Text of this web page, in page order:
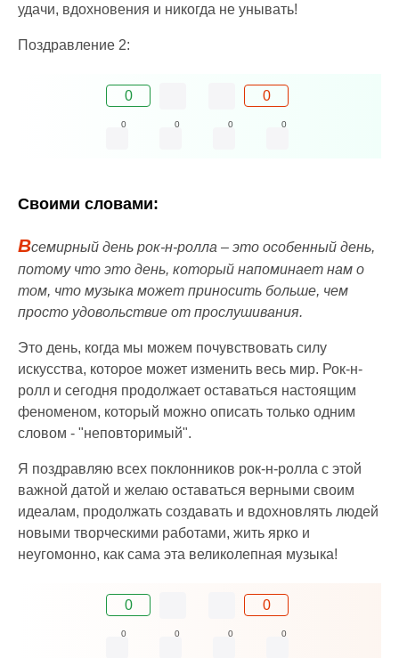
удачи, вдохновения и никогда не унывать!
Поздравление 2:
0 0
0 0 0 0
Своими словами:
Всемирный день рок-н-ролла – это особенный день,
потому что это день, который напоминает нам о
том, что музыка может приносить больше, чем
просто удовольствие от прослушивания.
Это день, когда мы можем почувствовать силу
искусства, которое может изменить весь мир. Рок-н-
ролл и сегодня продолжает оставаться настоящим
феноменом, который можно описать только одним
словом - "неповторимый".
Я поздравляю всех поклонников рок-н-ролла с этой
важной датой и желаю оставаться верными своим
идеалам, продолжать создавать и вдохновлять людей
новыми творческими работами, жить ярко и
неугомонно, как сама эта великолепная музыка!
0 0
0 0 0 0